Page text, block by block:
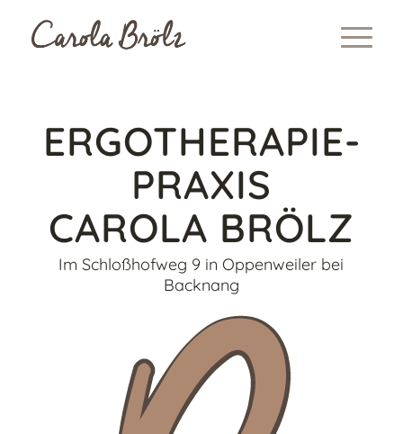
ERGO­THERAPIE­
PRAXIS
CAROLA BRÖLZ
Im Schloßhofweg 9 in Oppenweiler bei
Backnang